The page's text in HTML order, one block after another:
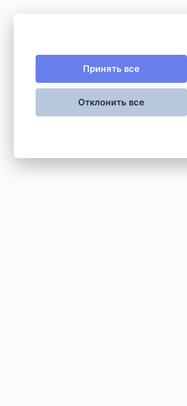
Принять все
Отклонить все